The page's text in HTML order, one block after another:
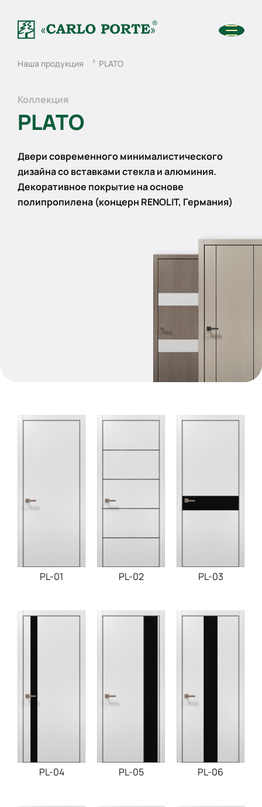
Наша продукция PLATO
Коллекция
PLATO
Двери современного минималистического
дизайна со вставками стекла и алюминия.
Декоративное покрытие на основе
полипропилена (концерн RENOLIT, Германия)
PL-01 PL-02 PL-03
PL-04 PL-05 PL-06